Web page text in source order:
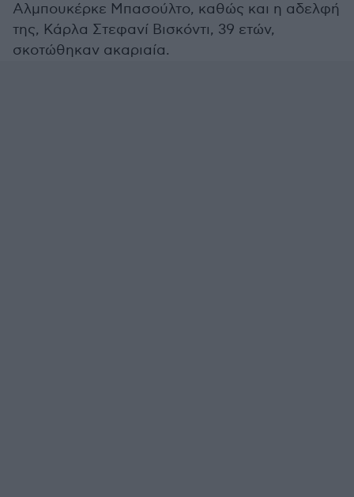
Αλμπουκέρκε Μπασούλτο, καθώς και η αδελφή
της, Κάρλα Στεφανί Βισκόντι, 39 ετών,
σκοτώθηκαν ακαριαία.